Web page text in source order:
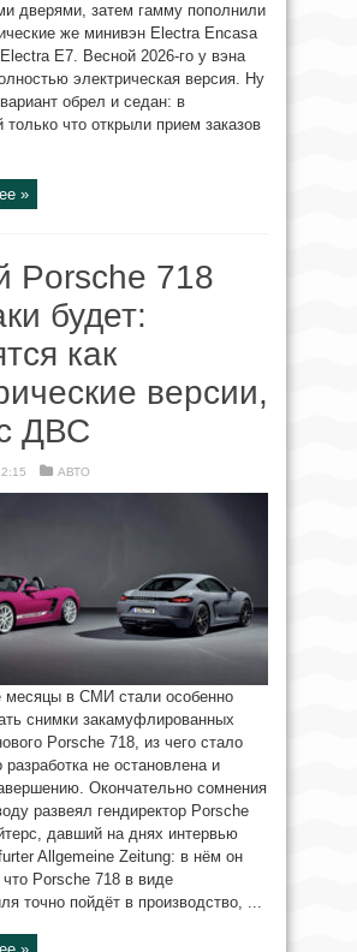
дверями, затем гамму пополнили
же минивэн Electra Encasa
E7. Весной 2026-го у вэна
электрическая версия. Ну
обрел и седан: в
только что открыли прием заказов
»
Porsche 718
будет:
как
версии,
ДВС
АВТО
месяцы в СМИ стали особенно
снимки закамуфлированных
Porsche 718, из чего стало
разработка не остановлена и
Окончательно сомнения
развеял гендиректор Porsche
давший на днях интервью
Allgemeine Zeitung: в нём он
Porsche 718 в виде
точно пойдёт в производство, ...